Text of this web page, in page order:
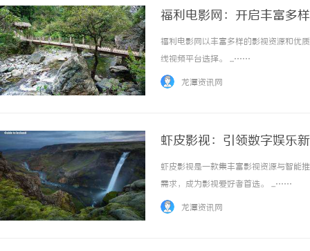
福利电影网：开启丰富多
福利电影网以丰富多样的影视资源和优
线视频平台选择。 ...……
龙潭资讯网
虾皮影视：引领数字娱乐
虾皮影视是一款集丰富影视资源与智能
需求，成为影视爱好者首选。 ...……
龙潭资讯网